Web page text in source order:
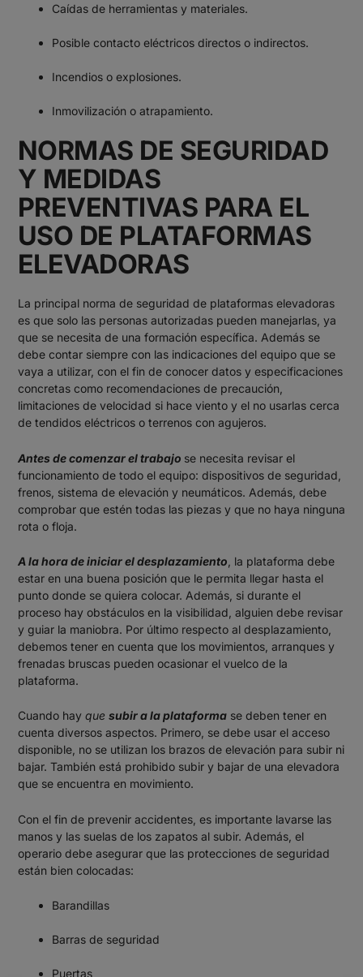
Caídas de herramientas y materiales.
Posible contacto eléctricos directos o indirectos.
Incendios o explosiones.
Inmovilización o atrapamiento.
NORMAS DE SEGURIDAD
Y MEDIDAS
PREVENTIVAS PARA EL
USO DE PLATAFORMAS
ELEVADORAS
La principal norma de seguridad de plataformas elevadoras
es que solo las personas autorizadas pueden manejarlas, ya
que se necesita de una formación específica. Además se
debe contar siempre con las indicaciones del equipo que se
vaya a utilizar, con el fin de conocer datos y especificaciones
concretas como recomendaciones de precaución,
limitaciones de velocidad si hace viento y el no usarlas cerca
de tendidos eléctricos o terrenos con agujeros.
Antes de comenzar el trabajo se necesita revisar el
funcionamiento de todo el equipo: dispositivos de seguridad,
frenos, sistema de elevación y neumáticos. Además, debe
comprobar que estén todas las piezas y que no haya ninguna
rota o floja.
A la hora de iniciar el desplazamiento , la plataforma debe
estar en una buena posición que le permita llegar hasta el
punto donde se quiera colocar. Además, si durante el
proceso hay obstáculos en la visibilidad, alguien debe revisar
y guiar la maniobra. Por último respecto al desplazamiento,
debemos tener en cuenta que los movimientos, arranques y
frenadas bruscas pueden ocasionar el vuelco de la
plataforma.
Cuando hay que subir a la plataformase deben tener en
cuenta diversos aspectos. Primero, se debe usar el acceso
disponible, no se utilizan los brazos de elevación para subir ni
bajar. También está prohibido subir y bajar de una elevadora
que se encuentra en movimiento.
Con el fin de prevenir accidentes, es importante lavarse las
manos y las suelas de los zapatos al subir. Además, el
operario debe asegurar que las protecciones de seguridad
están bien colocadas:
Barandillas
Barras de seguridad
Puertas